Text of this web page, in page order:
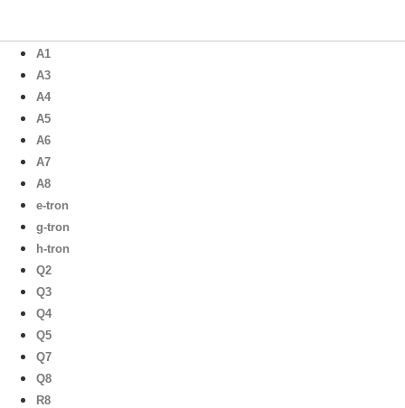
A1
A3
A4
A5
A6
A7
A8
e-tron
g-tron
h-tron
Q2
Q3
Q4
Q5
Q7
Q8
R8